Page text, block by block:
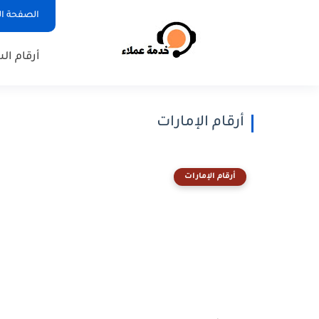
الصفحة
أرقام
أرقام الإمارات
أرقام الإمارات